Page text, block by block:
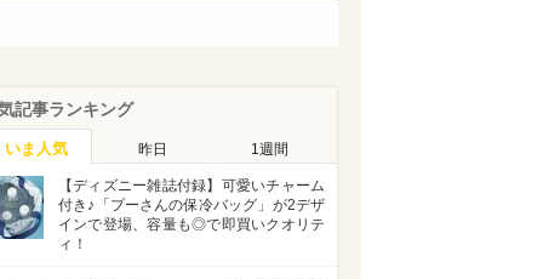
記事ランキング
いま人気 昨日 1週間
【ディズニー雑誌付録】可愛いチャーム
付き♪「プーさんの保冷バッグ」が2デザ
インで登場、容量も◎で即買いクオリテ
ィ！